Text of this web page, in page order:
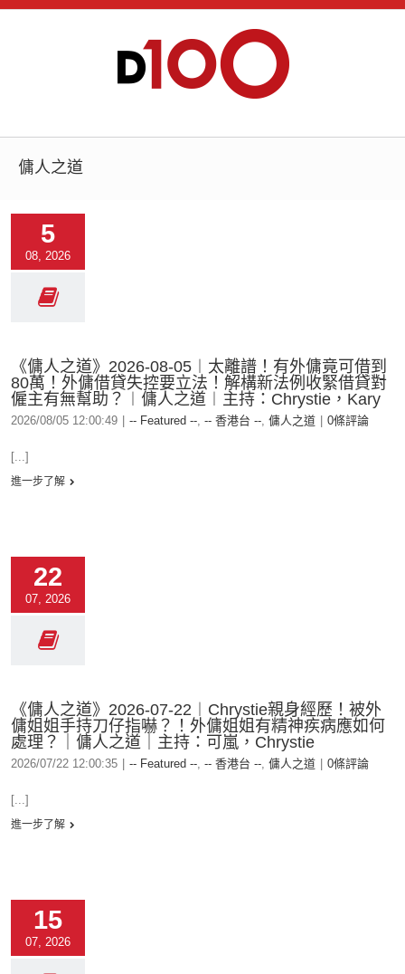
傭人之道
5
08, 2026
《傭人之道》2026-08-05︱太離譜！有外傭竟可借到
80萬！外傭借貸失控要立法！解構新法例收緊借貸對
僱主有無幫助？︱傭人之道︱主持：Chrystie，Kary
2026/08/05 12:00:49 -- Featured --, -- 香港台 --, 傭人之道 0條評論
[...]
進一步了解
22
07, 2026
《傭人之道》2026-07-22︱Chrystie親身經歷！被外
傭姐姐手持刀仔指嚇？！外傭姐姐有精神疾病應如何
處理？｜傭人之道｜主持：可嵐，Chrystie
2026/07/22 12:00:35 -- Featured --, -- 香港台 --, 傭人之道 0條評論
[...]
進一步了解
15
07, 2026